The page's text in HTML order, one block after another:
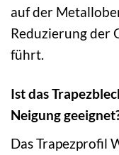
auf der
Reduzierung der
führt.
Ist das
Neigung
Das Trapezprofil